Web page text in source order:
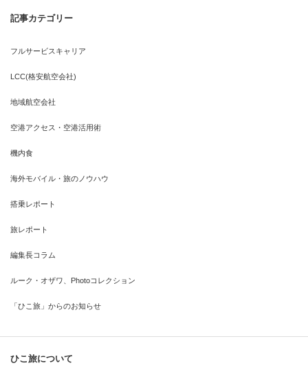
記事カテゴリー
フルサービスキャリア
LCC(格安航空会社)
地域航空会社
空港アクセス・空港活用術
機内食
海外モバイル・旅のノウハウ
搭乗レポート
旅レポート
編集長コラム
ルーク・オザワ、Photoコレクション
「ひこ旅」からのお知らせ
ひこ旅について